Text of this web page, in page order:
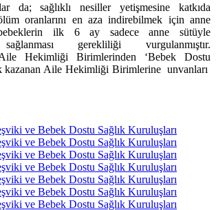
da;sağlıklı nesiller yetişmesine katkıda
oranlarını en aza indirebilmek için anne
ilk 6 ay sadece anne sütüyle
gerekliliği vurgulanmıştır.
Hekimliği Birimlerinden ‘Bebek Dostu
kazanan Aile Hekimliği Birimlerine unvanları